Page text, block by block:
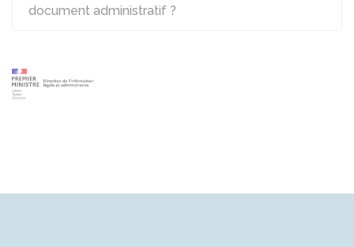
document administratif ?